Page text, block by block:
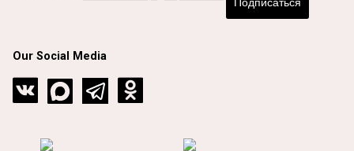
Our Social Media